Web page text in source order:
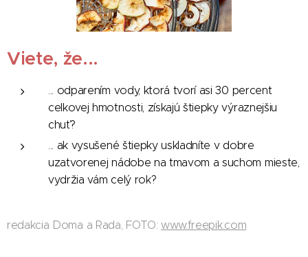
Viete, že...
... odparením vody, ktorá tvorí asi 30 percent
celkovej hmotnosti, získajú štiepky výraznejšiu
chuť?
... ak vysušené štiepky uskladníte v dobre
uzatvorenej nádobe na tmavom a suchom mieste,
vydržia vám celý rok?
redakcia Doma a Rada, FOTO:www.freepik.com